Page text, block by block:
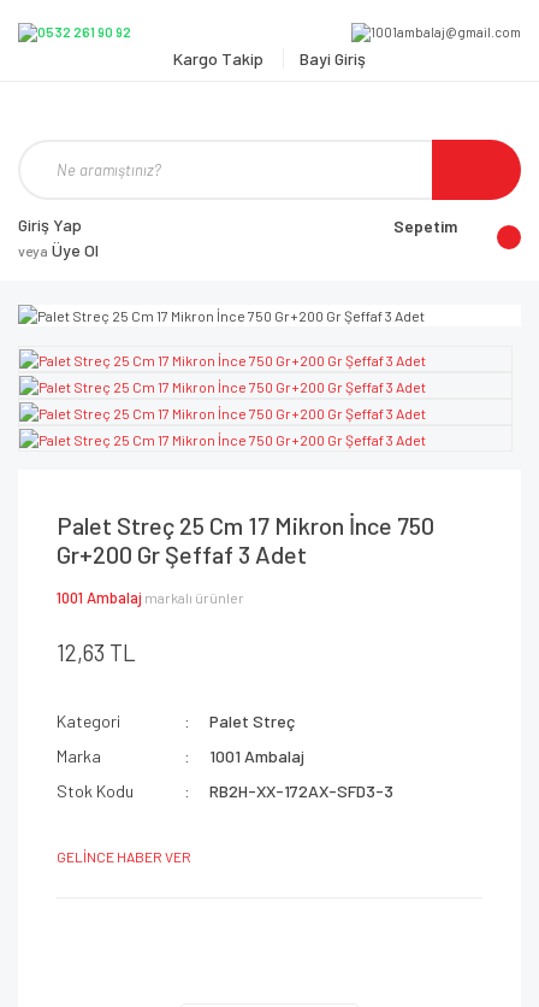
Kargo Takip Bayi Giriş
Giriş Yap
veya Üye Ol
Sepetim
Palet Streç 25 Cm 17 Mikron İnce 750
Gr+200 Gr Şeffaf 3 Adet
1001 Ambalaj markalı ürünler
12,63 TL
Kategori
Palet Streç
Marka
1001 Ambalaj
Stok Kodu
RB2H-XX-172AX-SFD3-3
GELİNCE HABER VER